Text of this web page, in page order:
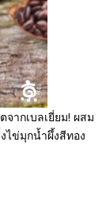
ากเบลเยี่ยม! ผสม
ไข่มุกน้ำผึ้งสีทอง